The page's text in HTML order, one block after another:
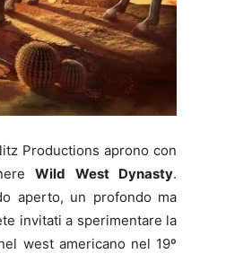
Productions aprono con
Wild West Dynasty.
aperto, un profondo ma
invitati a sperimentare la
west americano nel 19º